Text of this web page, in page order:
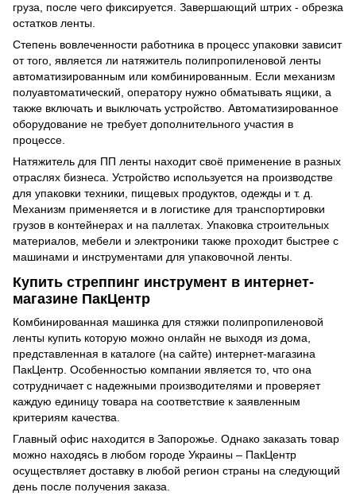
груза, после чего фиксируется. Завершающий штрих - обрезка
остатков ленты.
Степень вовлеченности работника в процесс упаковки зависит
от того, является ли натяжитель полипропиленовой ленты
автоматизированным или комбинированным. Если механизм
полуавтоматический, оператору нужно обматывать ящики, а
также включать и выключать устройство. Автоматизированное
оборудование не требует дополнительного участия в
процессе.
Натяжитель для ПП ленты находит своё применение в разных
отраслях бизнеса. Устройство используется на производстве
для упаковки техники, пищевых продуктов, одежды и т. д.
Механизм применяется и в логистике для транспортировки
грузов в контейнерах и на паллетах. Упаковка строительных
материалов, мебели и электроники также проходит быстрее с
машинами и инструментами для упаковочной ленты.
Купить стреппинг инструмент в интернет-
магазине ПакЦентр
Комбинированная машинка для стяжки полипропиленовой
ленты купить которую можно онлайн не выходя из дома,
представленная в каталоге (на сайте) интернет-магазина
ПакЦентр. Особенностью компании является то, что она
сотрудничает с надежными производителями и проверяет
каждую единицу товара на соответствие к заявленным
критериям качества.
Главный офис находится в Запорожье. Однако заказать товар
можно находясь в любом городе Украины – ПакЦентр
осуществляет доставку в любой регион страны на следующий
день после получения заказа.